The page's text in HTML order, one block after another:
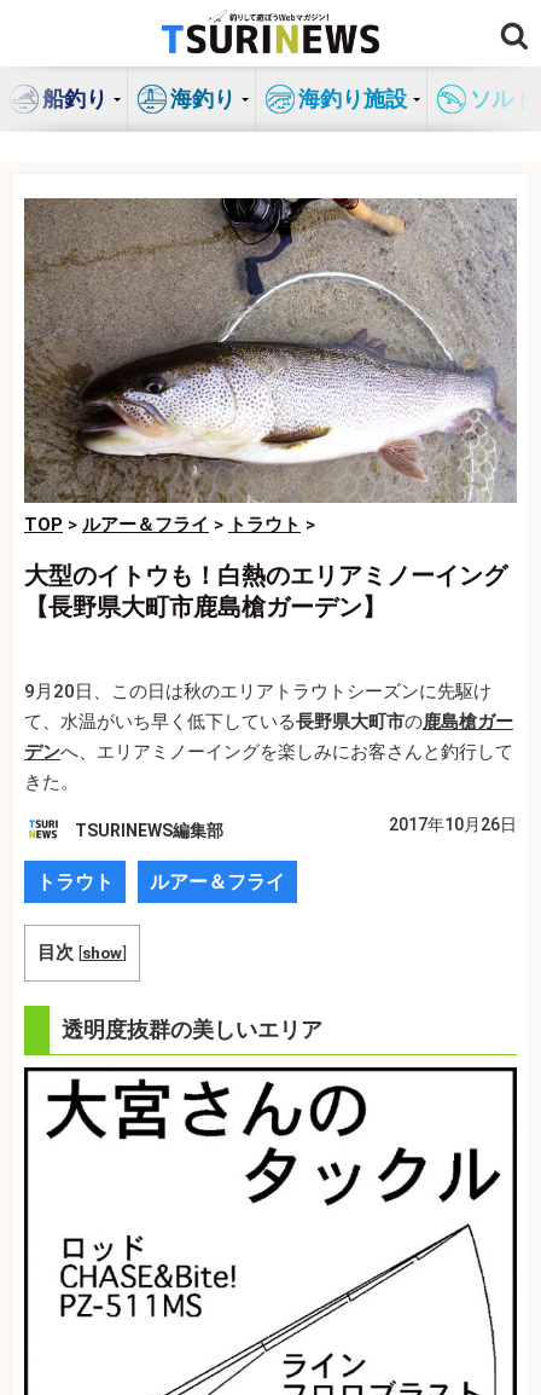
ン
船釣り 海釣り 海釣り施設 ソル
TOP > ルアー＆フライ > トラウト >
大型のイトウも！白熱のエリアミノーイング
【長野県大町市鹿島槍ガーデン】
9月20日、この日は秋のエリアトラウトシーズンに先駆け
て、水温がいち早く低下している長野県大町市の鹿島槍ガー
デンへ、エリアミノーイングを楽しみにお客さんと釣行して
きた。
TSURINEWS編集部 2017年10月26日
トラウト ルアー＆フライ
目次 [show]
透明度抜群の美しいエリア